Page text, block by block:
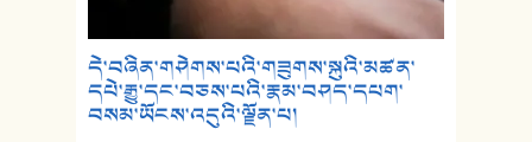
དེ་བཞིན་གཤེགས་པའི་གཟུགས་སྐུའི་མཚན་
དཔེ་རྒྱུ་དང་བཅས་པའི་རྣམ་བཤད་དཔག་
བསམ་ཡོངས་འདུའི་ལྗོན་པ།